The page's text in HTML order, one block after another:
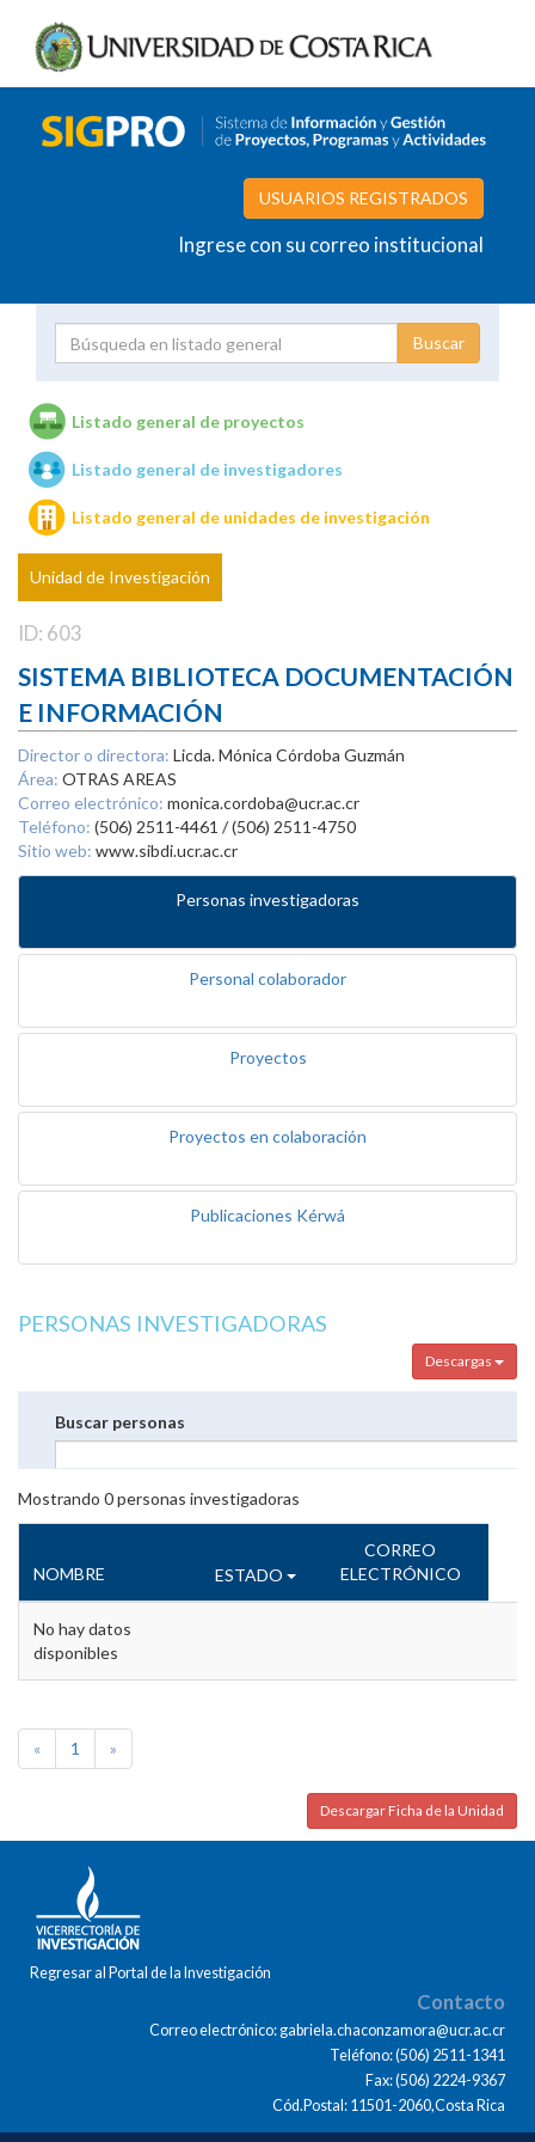
USUARIOS REGISTRADOS
Ingrese con su correo institucional
Unidades de investigación
Listado general de proyectos
Listado general de investigadores
Listado general de unidades de investigación
Unidad de Investigación
ID: 603
SISTEMA BIBLIOTECA DOCUMENTACIÓN
E INFORMACIÓN
Director o directora: Licda. Mónica Córdoba Guzmán
Área: OTRAS AREAS
Correo electrónico: monica.cordoba@ucr.ac.cr
Teléfono: (506) 2511-4461 / (506) 2511-4750
Sitio web: www.sibdi.ucr.ac.cr
Personas investigadoras
Personal colaborador
Proyectos
Proyectos en colaboración
Publicaciones Kérwá
PERSONAS INVESTIGADORAS
Descargas
Buscar personas
Mostrando 0personas investigadoras
NOMBRE ESTADO
CORREO
ELECTRÓNICO
No hay datos
disponibles
« 1 »
Descargar Ficha de la Unidad
Regresar al Portal de la Investigación
Contacto
Correo electrónico: gabriela.chaconzamora@ucr.ac.cr
Teléfono: (506) 2511-1341
Fax: (506) 2224-9367
Cód.Postal: 11501-2060,Costa Rica